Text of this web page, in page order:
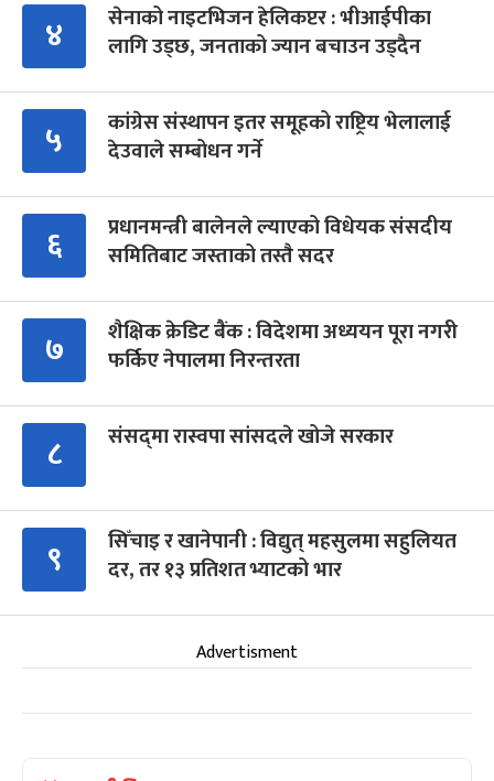
४
सेनाको नाइटभिजन हेलिकप्टर : भीआईपीका
लागि उड्छ, जनताको ज्यान बचाउन उड्दैन
५
कांग्रेस संस्थापन इतर समूहको राष्ट्रिय भेलालाई
देउवाले सम्बोधन गर्ने
६
प्रधानमन्त्री बालेनले ल्याएको विधेयक संसदीय
समितिबाट जस्ताको तस्तै सदर
७
शैक्षिक क्रेडिट बैंक : विदेशमा अध्ययन पूरा नगरी
फर्किए नेपालमा निरन्तरता
८ संसद्‍मा रास्वपा सांसदले खोजे सरकार
९
सिँचाइ र खानेपानी : विद्युत् महसुलमा सहुलियत
दर, तर १३ प्रतिशत भ्याटको भार
Advertisment